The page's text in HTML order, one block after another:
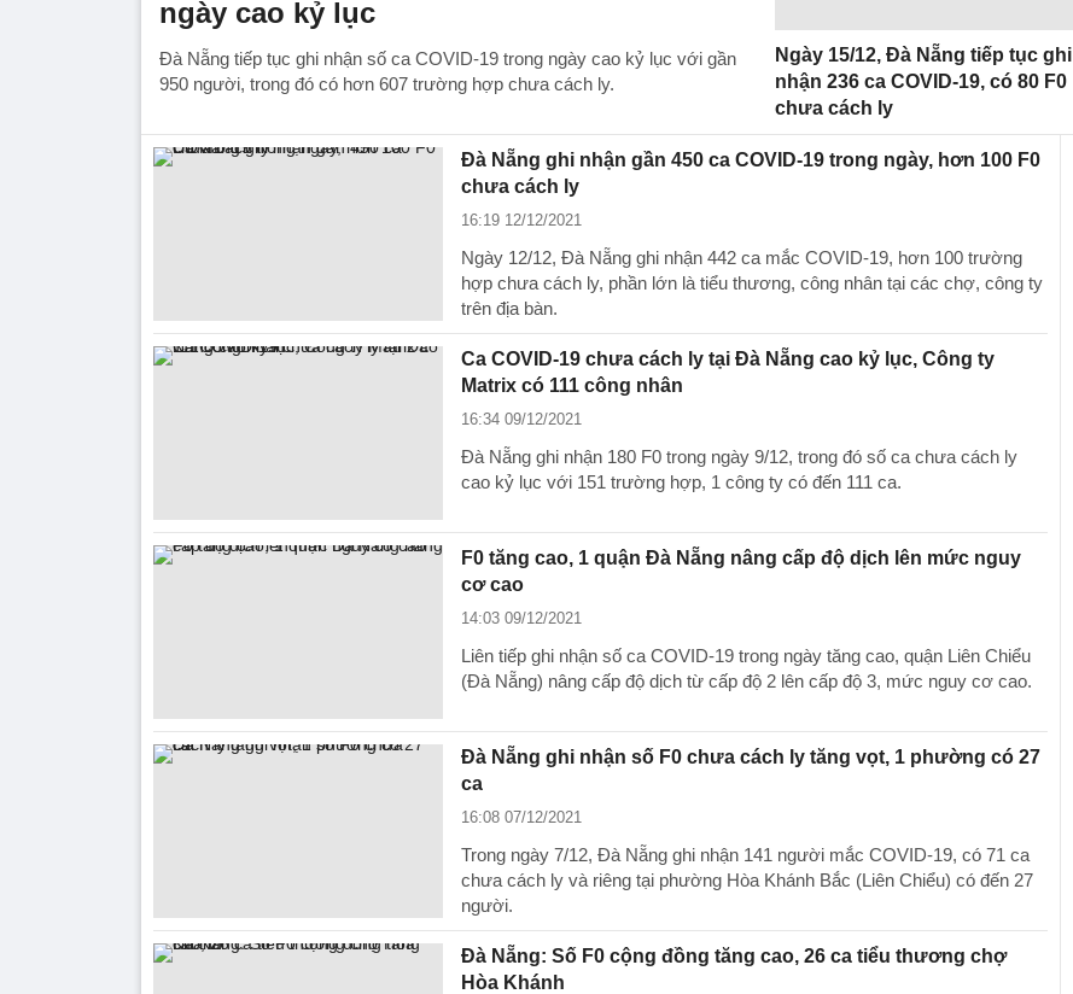
ngày cao kỷ lục
Đà Nẵng tiếp tục ghi nhận số ca COVID-19 trong ngày cao kỷ lục với gần
950 người, trong đó có hơn 607 trường hợp chưa cách ly.
Ngày 15/12, Đà Nẵng tiếp tục ghi
nhận 236 ca COVID-19, có 80 F0
chưa cách ly
Đà Nẵng ghi nhận gần 450 ca COVID-19 trong ngày, hơn 100 F0
chưa cách ly
16:19 12/12/2021
Ngày 12/12, Đà Nẵng ghi nhận 442 ca mắc COVID-19, hơn 100 trường
hợp chưa cách ly, phần lớn là tiểu thương, công nhân tại các chợ, công ty
trên địa bàn.
Ca COVID-19 chưa cách ly tại Đà Nẵng cao kỷ lục, Công ty
Matrix có 111 công nhân
16:34 09/12/2021
Đà Nẵng ghi nhận 180 F0 trong ngày 9/12, trong đó số ca chưa cách ly
cao kỷ lục với 151 trường hợp, 1 công ty có đến 111 ca.
F0 tăng cao, 1 quận Đà Nẵng nâng cấp độ dịch lên mức nguy
cơ cao
14:03 09/12/2021
Liên tiếp ghi nhận số ca COVID-19 trong ngày tăng cao, quận Liên Chiểu
(Đà Nẵng) nâng cấp độ dịch từ cấp độ 2 lên cấp độ 3, mức nguy cơ cao.
Đà Nẵng ghi nhận số F0 chưa cách ly tăng vọt, 1 phường có 27
ca
16:08 07/12/2021
Trong ngày 7/12, Đà Nẵng ghi nhận 141 người mắc COVID-19, có 71 ca
chưa cách ly và riêng tại phường Hòa Khánh Bắc (Liên Chiểu) có đến 27
người.
Đà Nẵng: Số F0 cộng đồng tăng cao, 26 ca tiểu thương chợ
Hòa Khánh